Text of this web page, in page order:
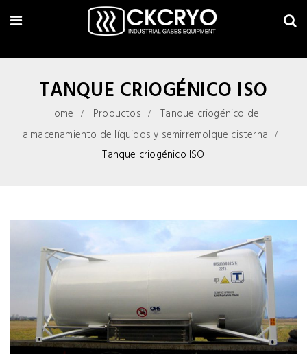
TANQUE CRIOGÉNICO ISO
Home Productos
Tanque criogénico de
almacenamiento de líquidos y semirremolque cisterna
Tanque criogénico ISO